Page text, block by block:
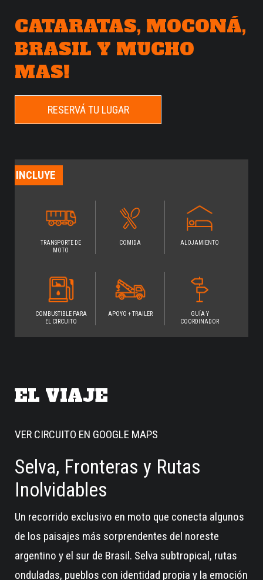
CATARATAS, MOCONÁ,
BRASIL Y MUCHO
MAS!
RESERVÁ TU LUGAR
TRANSPORTE DE
MOTO
COMIDA ALOJAMIENTO
COMBUSTIBLE PARA
EL CIRCUITO
APOYO + TRAILER
GUÍA Y
COORDINADOR
EL VIAJE
VER CIRCUITO EN GOOGLE MAPS
Selva, Fronteras y Rutas
Inolvidables
Un recorrido exclusivo en moto que conecta algunos
de los paisajes más sorprendentes del noreste
argentino y el sur de Brasil. Selva subtropical, rutas
onduladas, pueblos con identidad propia y la emoción